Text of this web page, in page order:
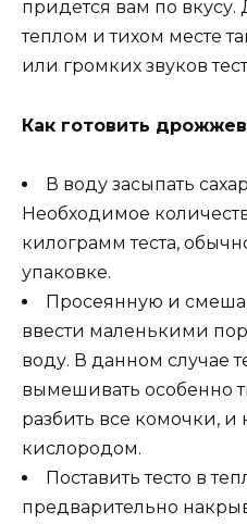
придется вам по вкусу.
теплом и тихом месте
или громких звуков
Как готовить
В воду засыпать
Необходимое
килограмм теста,
упаковке.
Просеянную и
ввести маленькими
воду. В данном случае
вымешивать особенно
разбить все комочки, и
кислородом.
Поставить тесто в
предварительно